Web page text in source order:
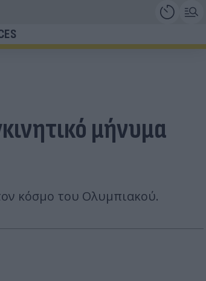
μήνυμα
κόσμο του Ολυμπιακού.